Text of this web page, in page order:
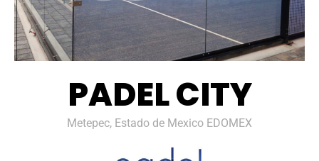
PADEL CITY
Metepec, Estado de Mexico EDOMEX